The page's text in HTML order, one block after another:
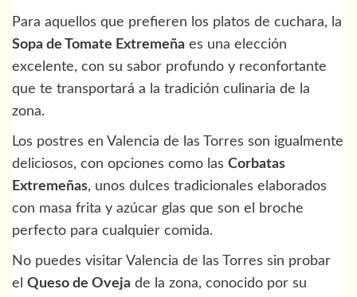
Para aquellos que prefieren los platos de cuchara, la
Sopa de Tomate Extremeña es una elección
excelente, con su sabor profundo y reconfortante
que te transportará a la tradición culinaria de la
zona.
Los postres en Valencia de las Torres son igualmente
deliciosos, con opciones como las Corbatas
Extremeñas, unos dulces tradicionales elaborados
con masa frita y azúcar glas que son el broche
perfecto para cualquier comida.
No puedes visitar Valencia de las Torres sin probar
el Queso de Oveja de la zona, conocido por su